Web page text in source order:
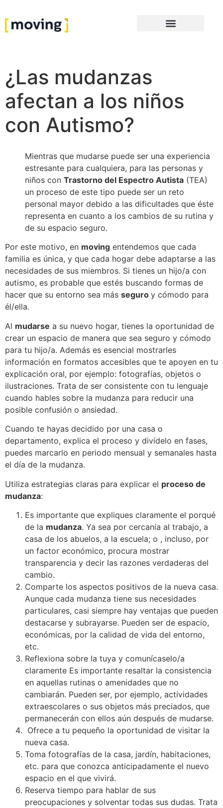
¿Las mudanzas
afectan a los niños
con Autismo?
Mientras que mudarse puede ser una experiencia
estresante para cualquiera, para las personas y
niños con Trastorno del Espectro Autista (TEA)
un proceso de este tipo puede ser un reto
personal mayor debido a las dificultades que éste
representa en cuanto a los cambios de su rutina y
de su espacio seguro.
Por este motivo, en moving entendemos que cada
familia es única, y que cada hogar debe adaptarse a las
necesidades de sus miembros. Si tienes un hijo/a con
autismo, es probable que estés buscando formas de
hacer que su entorno sea más seguro y cómodo para
él/ella.
Al mudarse a su nuevo hogar, tienes la oportunidad de
crear un espacio de manera que sea seguro y cómodo
para tu hijo/a. Además es esencial mostrarles
información en formatos accesibles que te apoyen en tu
explicación oral, por ejemplo: fotografías, objetos o
ilustraciones. Trata de ser consistente con tu lenguaje
cuando hables sobre la mudanza para reducir una
posible confusión o ansiedad.
Cuando te hayas decidido por una casa o
departamento, explica el proceso y divídelo en fases,
puedes marcarlo en periodo mensual y semanales hasta
el día de la mudanza.
Utiliza estrategias claras para explicar el proceso de
mudanza:
Es importante que expliques claramente el porqué
de la mudanza. Ya sea por cercanía al trabajo, a
casa de los abuelos, a la escuela; o , incluso, por
un factor económico, procura mostrar
transparencia y decir las razones verdaderas del
cambio.
Comparte los aspectos positivos de la nueva casa.
Aunque cada mudanza tiene sus necesidades
particulares, casi siempre hay ventajas que pueden
destacarse y subrayarse. Pueden ser de espacio,
económicas, por la calidad de vida del entorno,
etc.
Reflexiona sobre la tuya y comunícaselo/a
claramente Es importante resaltar la consistencia
en aquellas rutinas o amenidades que no
cambiarán. Pueden ser, por ejemplo, actividades
extraescolares o sus objetos más preciados, que
permanecerán con ellos aún después de mudarse.
Ofrece a tu pequeño la oportunidad de visitar la
nueva casa.
Toma fotografías de la casa, jardín, habitaciones,
etc. para que conozca anticipadamente el nuevo
espacio en el que vivirá.
Reserva tiempo para hablar de sus
preocupaciones y solventar todas sus dudas. Trata